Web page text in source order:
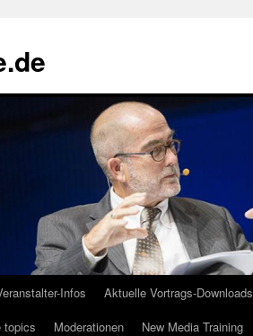
Infos Aktuelle Vortrags-Downloads
topics Moderationen New Media Training